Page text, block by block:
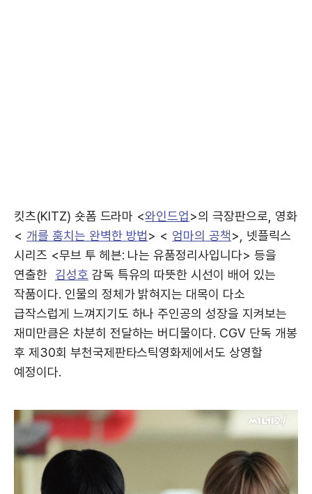
킷츠(KITZ) 숏폼 드라마 <와인드업>의 극장판으로, 영화
< 개를 훔치는 완벽한 방법> < 엄마의 공책>, 넷플릭스
시리즈 <무브 투 헤븐: 나는 유품정리사입니다> 등을
연출한 김성호 감독 특유의 따뜻한 시선이 배어 있는
작품이다. 인물의 정체가 밝혀지는 대목이 다소
급작스럽게 느껴지기도 하나 주인공의 성장을 지켜보는
재미만큼은 차분히 전달하는 버디물이다. CGV 단독 개봉
후 제30회 부천국제판타스틱영화제에서도 상영할
예정이다.